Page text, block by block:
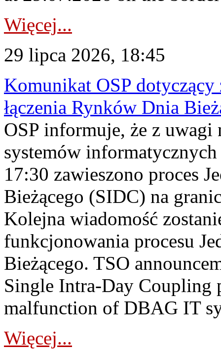
Więcej...
29 lipca 2026, 18:45
Komunikat OSP dotyczący
łączenia Rynków Dnia
OSP informuje, że z uwagi
systemów
17:30 zawieszono proces
Bieżącego (SIDC) na
Kolejna wiadomość
funkcjonowania procesu
Bieżącego. TSO
Single Intra-Day Coupling
malfunction of DBAG IT
Więcej...